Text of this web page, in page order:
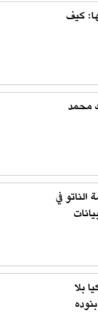
كيف
محمد
الناتو في
بلا